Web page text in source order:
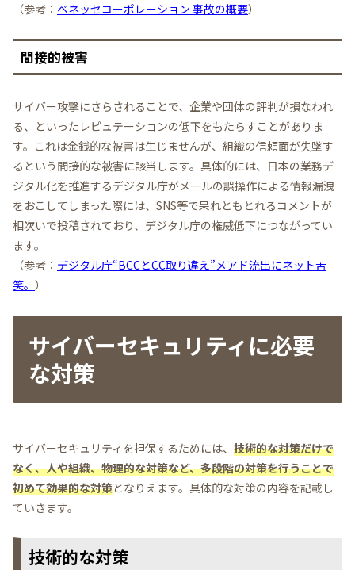
（参考： ベネッセコーポレーション 事故の概要）
間接的被害
サイバー攻撃にさらされることで、企業や団体の評判が損なわれ
る、といったレピュテーションの低下をもたらすことがありま
す。これは金銭的な被害は生じませんが、組織の信頼面が失墜す
るという間接的な被害に該当します。具体的には、日本の業務デ
ジタル化を推進するデジタル庁がメールの誤操作による情報漏洩
をおこしてしまった際には、SNS等で呆れともとれるコメントが
相次いで投稿されており、デジタル庁の権威低下につながってい
ます。
（参考： デジタル庁“BCCとCC取り違え”メアド流出にネット苦
笑。 ）
サイバーセキュリティに必要
な対策
サイバーセキュリティを担保するためには、 技術的な対策だけで
なく、人や組織、物理的な対策など、多段階の対策を行うことで
初めて効果的な対策となりえます。具体的な対策の内容を記載し
ていきます。
技術的な対策